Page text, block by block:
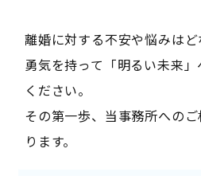
離婚に対する不安や悩みはど
勇気を持って「明るい未来
ください。
その第一歩、当事務所への
ります。